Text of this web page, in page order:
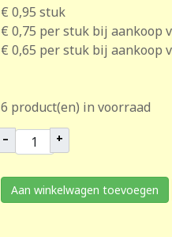
€ 0,95 stuk
€ 0,75 per stuk bij aankoop
€ 0,65 per stuk bij aankoop
6 product(en) in voorraad
– +
Aan winkelwagen toevoegen